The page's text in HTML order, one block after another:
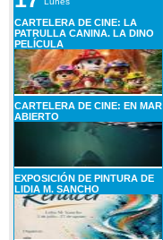
CARTELERA DE CINE: LA
PATRULLA CANINA. LA DINO
PELÍCULA
CARTELERA DE CINE: EN MAR
ABIERTO
EXPOSICIÓN DE PINTURA DE
LIDIA M. SANCHO